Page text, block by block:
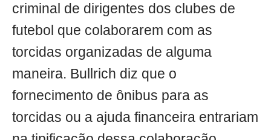
criminal de dirigentes dos clubes de
futebol que colaborarem com as
torcidas organizadas de alguma
maneira. Bullrich diz que o
fornecimento de ônibus para as
torcidas ou a ajuda financeira entrariam